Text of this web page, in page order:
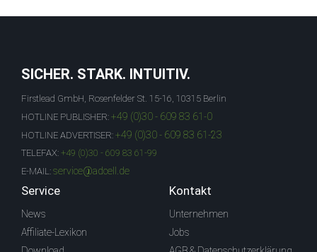
SICHER. STARK. INTUITIV.
Firstlead GmbH, Rosenfelder St. 15-16, 10315 Berlin
HOTLINE PUBLISHER: +49 (0)30 - 609 83 61-0
HOTLINE ADVERTISER: +49 (0)30 - 609 83 61-23
TELEFAX: +49 (0)30 - 609 83 61-99
E-MAIL: service@adcell.de
Service
News
Affiliate-Lexikon
Kontakt
Unternehmen
Jobs